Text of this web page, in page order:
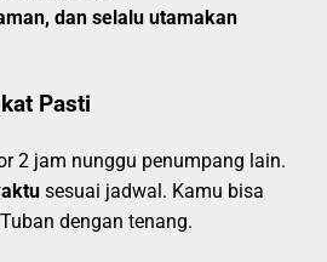
dan selalu utamakan
Pasti
2 jam nunggu penumpang lain.
sesuai jadwal. Kamu bisa
dengan tenang.